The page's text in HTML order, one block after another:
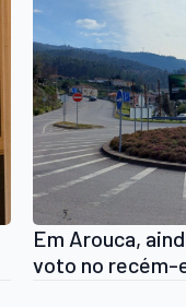
Em Arouca,
voto no recém-